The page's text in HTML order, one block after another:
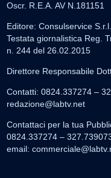
Oscr. R.E.A. AV N.181151
Editore: Consulservice S.r.l.
Testata giornalistica Reg.
n. 244 del 26.02.2015
Direttore Responsabile
Contatti: 0824.337274 –
redazione@labtv.net
Contattaci per la tua
0824.337274 –
email: